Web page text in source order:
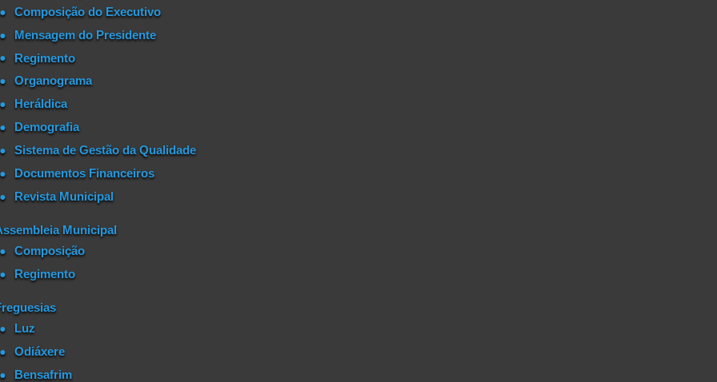
Composição do Executivo
Mensagem do Presidente
Regimento
Organograma
Heráldica
Demografia
Sistema de Gestão da Qualidade
Documentos Financeiros
Revista Municipal
Municipal
Composição
Regimento
Luz
Odiáxere
Bensafrim